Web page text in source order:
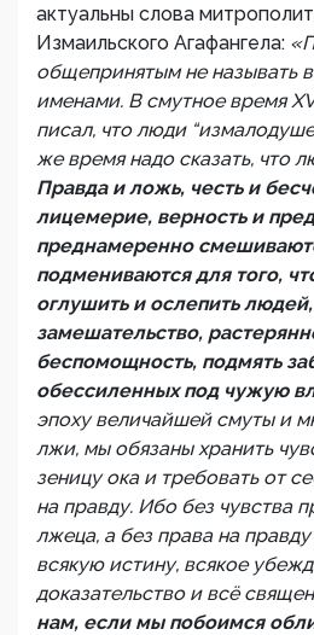
актуальны слова
Измаильского Агафангела:
общепринятым не называть
именами. В смутное время
писал, что люди
же время надо сказать, что
Правда и ложь, честь и
лицемерие, верность и
преднамеренно
подмениваются для того,
оглушить и ослепить
замешательство,
беспомощность, подмять
обессиленных под чужую
эпоху величайшей смуты и
лжи, мы обязаны хранить
зеницу ока и требовать от
на правду. Ибо без чувства
лжеца, а без права на
всякую истину, всякое
доказательство и всё
нам, если мы побоимся